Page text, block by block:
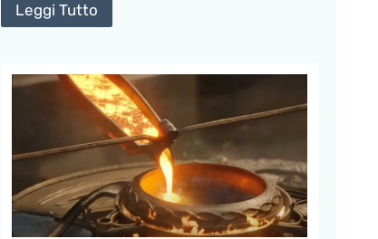
Leggi Tutto